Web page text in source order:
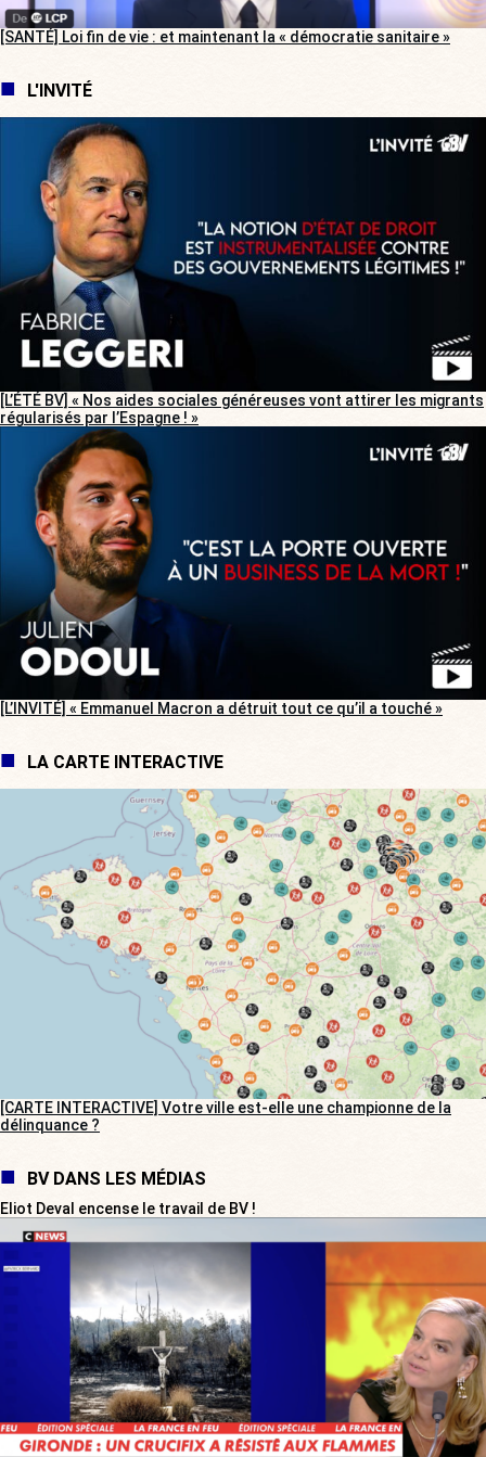
[SANTÉ] Loi fin de vie : et maintenant la « démocratie sanitaire »
L'INVITÉ
[L’ÉTÉ BV] « Nos aides sociales généreuses vont attirer les migrants
régularisés par l’Espagne ! »
[L’INVITÉ] « Emmanuel Macron a détruit tout ce qu’il a touché »
LA CARTE INTERACTIVE
[CARTE INTERACTIVE] Votre ville est-elle une championne de la
délinquance ?
BV DANS LES MÉDIAS
Eliot Deval encense le travail de BV !